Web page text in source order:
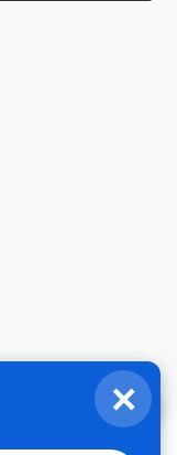
×
Halo, hari ini gimana?